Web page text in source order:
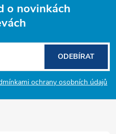
o novinkách
ochrany osobních údajů
ODEBÍRAT